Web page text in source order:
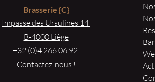
Brasserie{C}
Impasse des Ursulines 14
B-4000 Liège
+32 (0)4 266 06 92
Contactez-nous !